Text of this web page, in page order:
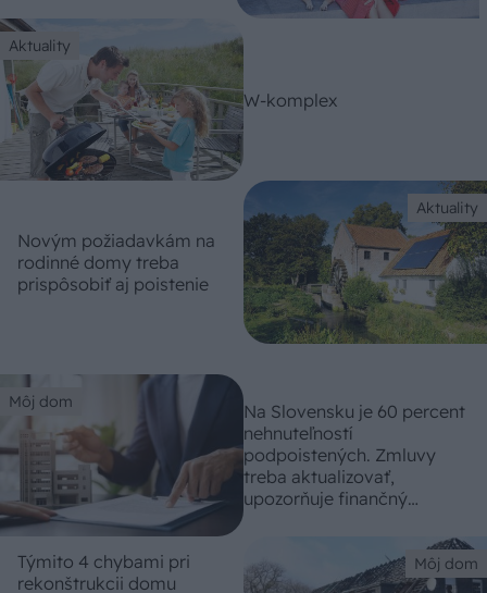
Aktuality
W-komplex
Aktuality
Novým požiadavkám na
rodinné domy treba
prispôsobiť aj poistenie
Môj dom
Na Slovensku je 60 percent
nehnuteľností
podpoistených. Zmluvy
treba aktualizovať,
upozorňuje finančný
Môj dom
Týmito 4 chybami pri
rekonštrukcii domu